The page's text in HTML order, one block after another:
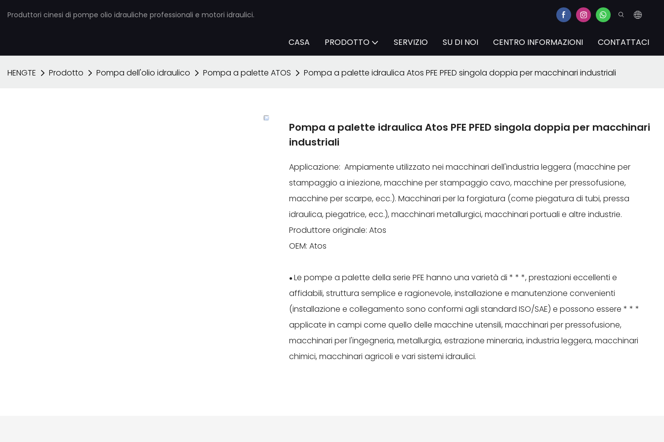
Produttori cinesi di pompe olio idrauliche professionali e motori idraulici.
CASA PRODOTTO SERVIZIO SU DI NOI CENTRO INFORMAZIONI CONTATTACI
HENGTE Prodotto Pompa dell'olio idraulico Pompa a palette ATOS Pompa a palette idraulica Atos PFE PFED singola doppia per macchinari industriali
Pompa a palette idraulica Atos PFE PFED singola doppia per macchinari
industriali
Applicazione: Ampiamente utilizzato nei macchinari dell'industria leggera (macchine per
stampaggio a iniezione, macchine per stampaggio cavo, macchine per pressofusione,
macchine per scarpe, ecc.). Macchinari per la forgiatura (come piegatura di tubi, pressa
idraulica, piegatrice, ecc.), macchinari metallurgici, macchinari portuali e altre industrie.
Produttore originale: Atos
OEM: Atos
●Le pompe a palette della serie PFE hanno una varietà di * * *, prestazioni eccellenti e
affidabili, struttura semplice e ragionevole, installazione e manutenzione convenienti
(installazione e collegamento sono conformi agli standard ISO/SAE) e possono essere * * *
applicate in campi come quello delle macchine utensili, macchinari per pressofusione,
macchinari per l'ingegneria, metallurgia, estrazione mineraria, industria leggera, macchinari
chimici, macchinari agricoli e vari sistemi idraulici.